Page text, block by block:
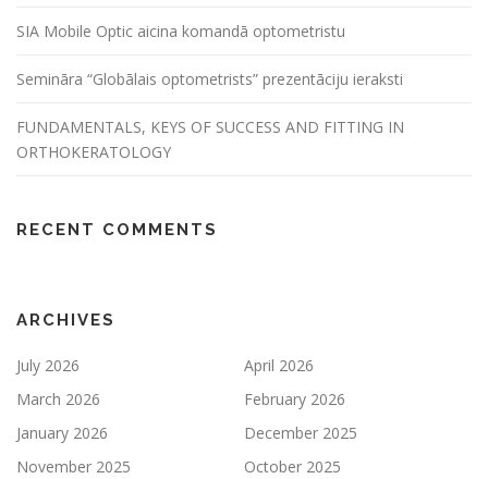
SIA Mobile Optic aicina komandā optometristu
Semināra “Globālais optometrists” prezentāciju ieraksti
FUNDAMENTALS, KEYS OF SUCCESS AND FITTING IN
ORTHOKERATOLOGY
RECENT COMMENTS
ARCHIVES
July 2026
April 2026
March 2026
February 2026
January 2026
December 2025
November 2025
October 2025